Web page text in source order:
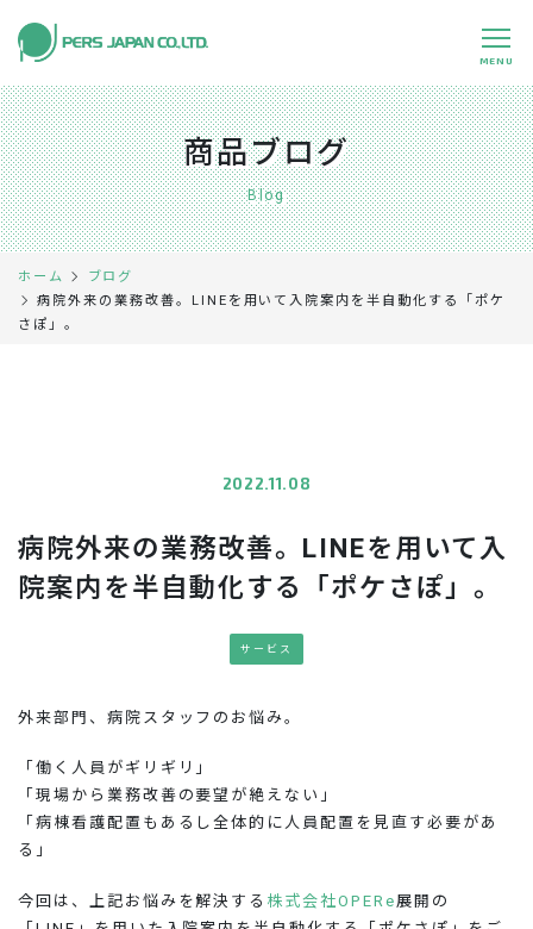
MENU
私たちの特長 About Us
事業内容 Business
事例紹介 Case
企業情報 Company
0120-891-224
お問い合わせ
商品ブログ
Blog
ホーム
ブログ
病院外来の業務改善。LINEを用いて入院案内を半自動化する「ポケ
さぽ」。
2022.11.08
病院外来の業務改善。LINEを用いて入
院案内を半自動化する「ポケさぽ」。
サービス
外来部門、病院スタッフのお悩み。
「働く人員がギリギリ」
「現場から業務改善の要望が絶えない」
「病棟看護配置もあるし全体的に人員配置を見直す必要があ
る」
今回は、上記お悩みを解決する 株式会社OPERe展開の